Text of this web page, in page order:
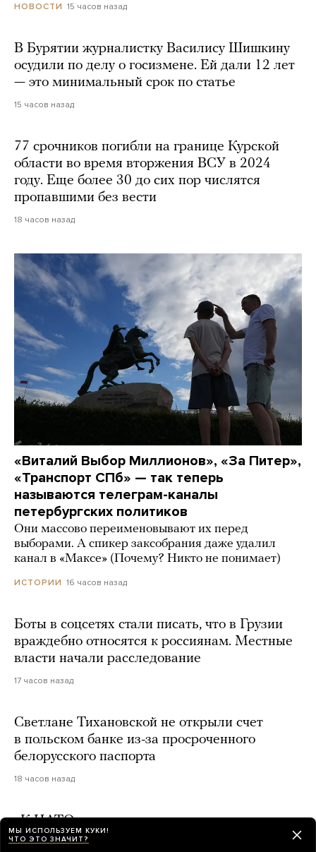
НОВОСТИ 15 часов назад
В Бурятии журналистку Василису Шишкину
осудили по делу о госизмене. Ей дали 12 лет
— это минимальный срок по статье
15 часов назад
77 срочников погибли на границе Курской
области во время вторжения ВСУ в 2024
году. Еще более 30 до сих пор числятся
пропавшими без вести
18 часов назад
«Виталий Выбор Миллионов», «За Питер»,
«Транспорт СПб» — так теперь
называются телеграм-каналы
петербургских политиков
Они массово переименовывают их перед
выборами. А спикер заксобрания даже удалил
канал в «Максе» (Почему? Никто не понимает)
ИСТОРИИ 16 часов назад
Боты в соцсетях стали писать, что в Грузии
враждебно относятся к россиянам. Местные
власти начали расследование
17 часов назад
Светлане Тихановской не открыли счет
в польском банке из-за просроченного
белорусского паспорта
18 часов назад
«К НАТО возникает много вопросов».
Залужный заявил, что он сторонник альянса,
МЫ ИСПОЛЬЗУЕМ КУКИ!
ЧТО ЭТО ЗНАЧИТ?